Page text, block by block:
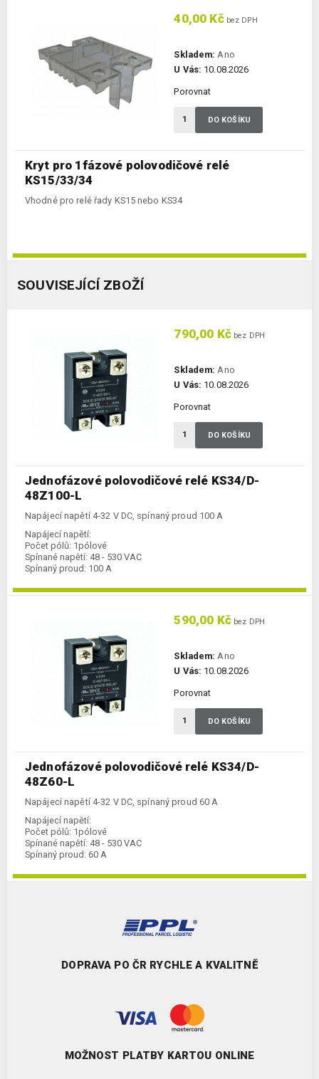
Kryt pro 1fázové polovodičové relé
KS15/33/34
Vhodné pro relé řady KS15 nebo KS34
40,00 Kčbez DPH
Skladem: Ano
U Vás: 10.08.2026
Porovnat
DO KOŠÍKU
SOUVISEJÍCÍ ZBOŽÍ
Jednofázové polovodičové relé KS34/D-
48Z100-L
Napájecí napětí 4-32 V DC, spínaný proud 100 A
Napájecí napětí:
Počet pólů: 1pólové
Spínané napětí: 48 - 530 VAC
Spínaný proud: 100 A
790,00 Kč bez DPH
Skladem: Ano
U Vás: 10.08.2026
Porovnat
DO KOŠÍKU
Jednofázové polovodičové relé KS34/D-
48Z60-L
Napájecí napětí 4-32 V DC, spínaný proud 60 A
Napájecí napětí:
Počet pólů: 1pólové
Spínané napětí: 48 - 530 VAC
Spínaný proud: 60 A
590,00 Kč bez DPH
Skladem: Ano
U Vás: 10.08.2026
Porovnat
DO KOŠÍKU
DOPRAVA PO ČR RYCHLE A KVALITNĚ
MOŽNOST PLATBY KARTOU ONLINE